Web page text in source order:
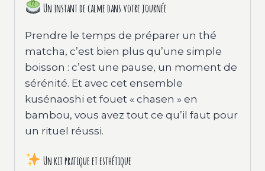
Un instant de calme dans votre journée
Prendre le temps de préparer un thé
matcha, c’est bien plus qu’une simple
boisson : c’est une pause, un moment de
sérénité. Et avec cet ensemble
kusénaoshi et fouet « chasen » en
bambou, vous avez tout ce qu’il faut pour
un rituel réussi.
Un kit pratique et esthétique